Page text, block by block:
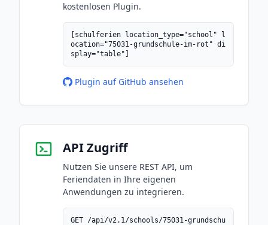
kostenlosen Plugin.
[schulferien location_type="school" l
ocation="75031-grundschule-im-rot" di
splay="table"]
Plugin auf GitHub ansehen
API Zugriff
Nutzen Sie unsere REST API, um
Feriendaten in Ihre eigenen
Anwendungen zu integrieren.
GET /api/v2.1/schools/75031-grundschu